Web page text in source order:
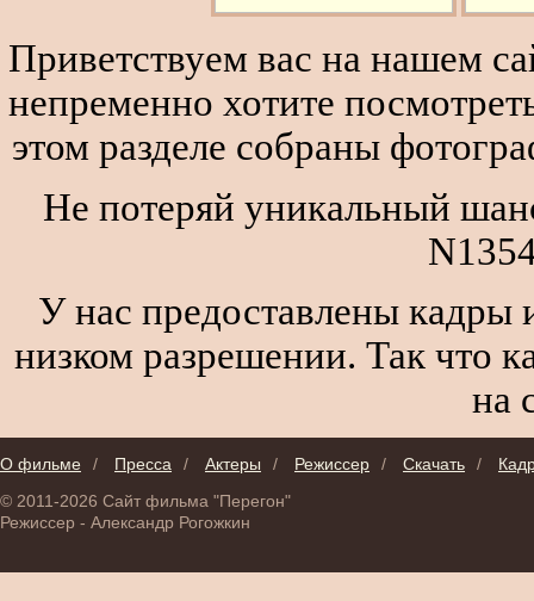
Приветствуем вас на нашем
непременно хотите
этом разделе собраны
Не потеряй уникальный
У нас предоставлены кадры
низком разрешении. Так что
на
О фильме / Пресса / Актеры / Режиссер / Скачать /
© 2011-2026 Сайт фильма "Перегон"
Режиссер - Александр Рогожкин